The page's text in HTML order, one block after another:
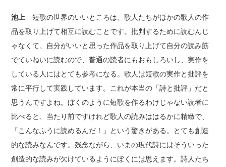
池上 短歌の世界のいいところは、歌人たちがほかの歌人の作
品を取り上げて相互に読むことです。批判するために読むんじ
ゃなくて、自分がいいと思った作品を取り上げて自分の読み筋
でていねいに読むので、普通の読者にもおもしろいし、実作を
している人にはとても参考になる。歌人は短歌の実作と批評を
常に平行して実践しています。これが本当の「詩と批評」だと
思うんですよね。ぼくのように短歌を作るわけじゃない読者に
比べると、当たり前ですけれど歌人の読みははるかに精緻で、
「こんなふうに読めるんだ！」という驚きがある。とても創造
的な読みなんです。残念ながら、いまの現代詩にはそういった
創造的な読みが欠けているようにぼくには思えます。詩人たち